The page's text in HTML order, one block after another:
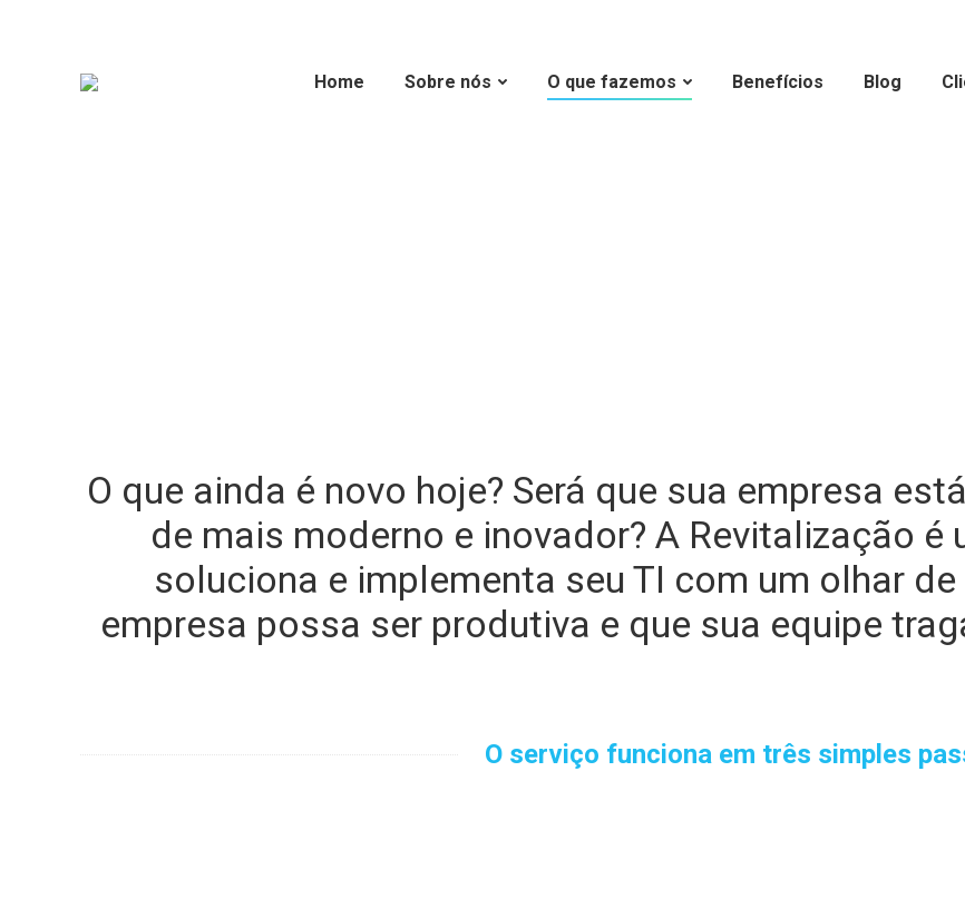
Home Sobre nós O que fazemos Benefícios Blog
O que ainda é novo hoje? Será que sua empresa
de mais moderno e inovador? A Revitalização é
soluciona e implementa seu TI com um olhar
empresa possa ser produtiva e que sua equipe
O serviço funciona em três simples